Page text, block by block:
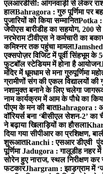
एलआरडीसी: आंगनवाड़ी से लेकर
हालBahragora : गुरु पूर्णिमा पर
पुजारियों को किया सम्मानितPotka :
जेपीएस बारीडीह का सहयोग, 200
नरभेराम टीवीएस ने कर्मचारी का
कमिश्नर तक पहुंचा मामला
एक्सपोज़र विजिट में पूर्वी सिंहभूम के
फुटबॉल स्टेडियम में होना है आयोजन
मंदिर में धूमधाम से मना गुरुपूर्णिमा
ग्रामीणों संग की एकल विद्यालयों की
नशामुक्त बनाने के लिए चलेगा
नाम कार्यक्रम में आम के पौधे का
पीएम के मन की बातBahragora :
वॉरियर्स बना ‘बीसीएल सेशन-2’
ने बढ़ाया खिलाड़ियों का हौसला
दिया गया सीपीआर का प्रशिक्षण,
शुरूआतRanchi : एसआर डीएवी
पूर्णिमाJadugora : गालूडीह नहर में
सोरेन हुए नाराज, स्थल निरीक्षण
फटकारJhargram : झाड़ग्राम में